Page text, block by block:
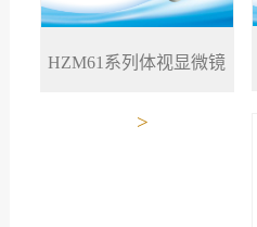
HZM61系列体视显微镜
>